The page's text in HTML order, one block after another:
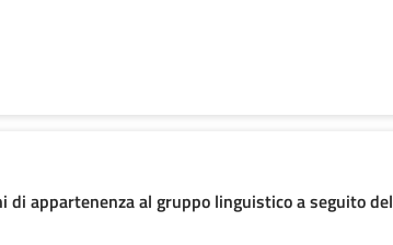
di appartenenza al gruppo linguistico a seguito del